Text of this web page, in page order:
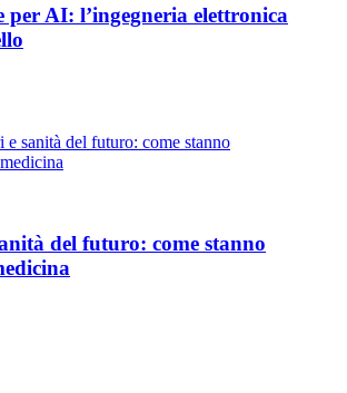
AI: l’ingegneria elettronica
del futuro: come stanno